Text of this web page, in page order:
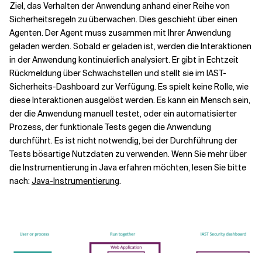
Ziel, das Verhalten der Anwendung anhand einer Reihe von
Sicherheitsregeln zu überwachen. Dies geschieht über einen
Agenten. Der Agent muss zusammen mit Ihrer Anwendung
geladen werden. Sobald er geladen ist, werden die Interaktionen
in der Anwendung kontinuierlich analysiert. Er gibt in Echtzeit
Rückmeldung über Schwachstellen und stellt sie im IAST-
Sicherheits-Dashboard zur Verfügung. Es spielt keine Rolle, wie
diese Interaktionen ausgelöst werden. Es kann ein Mensch sein,
der die Anwendung manuell testet, oder ein automatisierter
Prozess, der funktionale Tests gegen die Anwendung
durchführt. Es ist nicht notwendig, bei der Durchführung der
Tests bösartige Nutzdaten zu verwenden. Wenn Sie mehr über
die Instrumentierung in Java erfahren möchten, lesen Sie bitte
nach:Java-Instrumentierung.